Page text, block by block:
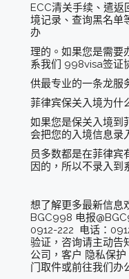
ECC清关手续、遣返
境记录、查询黑名单
办
理的。如果您是需要
系我们 998visa签证
供最专业的一条龙服
菲律宾保关入境为什
如果您是保关入境到
会把您的入境信息录
员多数都是在菲律宾
因的，所以不录入到
想了解更多最新信息
BGC998 电报
0912-222 电话：
验证，咨询请主动告
公司，客户 隐私保
门取件或前往我们办